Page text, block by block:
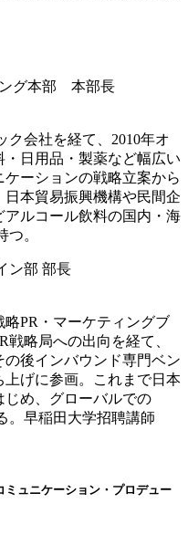
ング本部 本部長
ク会社を経て、2010年オ
日用品・製薬など幅広い
ーションの戦略立案から
本貿易振興機構や民間企
ルコール飲料の国内・海
。
ン部 部長
PR・マーケティングブ
略局への出向を経て、
の後インバウンド専門ベン
上げに参画。これまで日本
め、グローバルでの
。早稲田大学招聘講師
ミュニケーション・プロデュー